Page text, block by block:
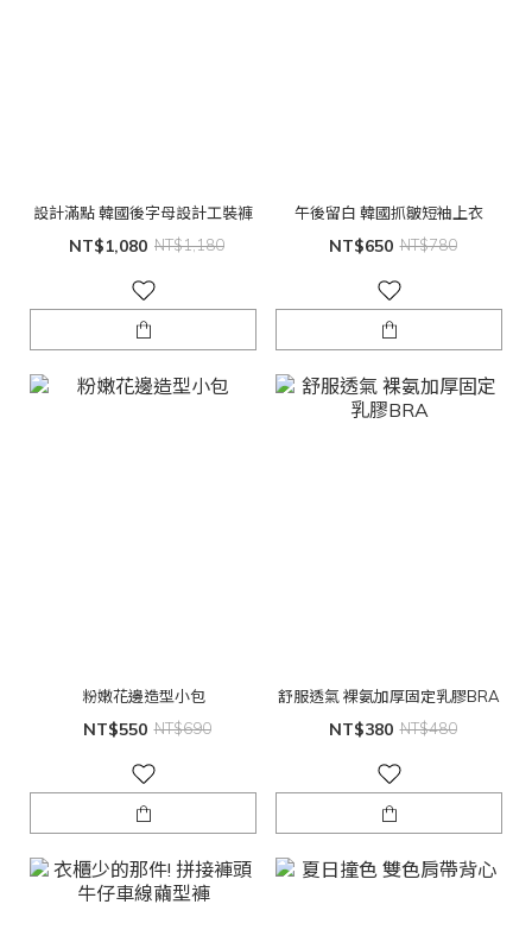
設計滿點 韓國後字母設計工裝褲
NT$1,080 NT$1,180
午後留白 韓國抓皺短袖上衣
NT$650 NT$780
粉嫩花邊造型小包
NT$550 NT$690
舒服透氣 裸氨加厚固定乳膠BRA
NT$380 NT$480